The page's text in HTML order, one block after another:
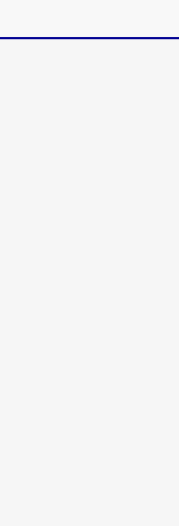
site